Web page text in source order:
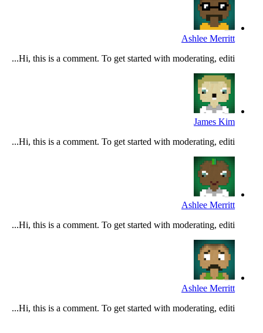
Ashlee Merritt
Hi, this is a comment. To get started with moderating, editi...
James Kim
Hi, this is a comment. To get started with moderating, editi...
Ashlee Merritt
Hi, this is a comment. To get started with moderating, editi...
Ashlee Merritt
Hi, this is a comment. To get started with moderating, editi...